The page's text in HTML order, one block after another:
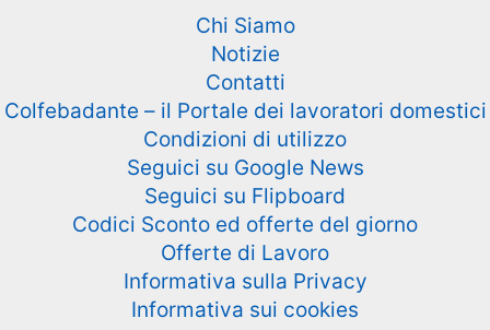
Chi Siamo
Notizie
Contatti
Colfebadante – il Portale dei lavoratori domestici
Condizioni di utilizzo
Seguici su Google News
Seguici su Flipboard
Codici Sconto ed offerte del giorno
Offerte di Lavoro
Informativa sulla Privacy
Informativa sui cookies